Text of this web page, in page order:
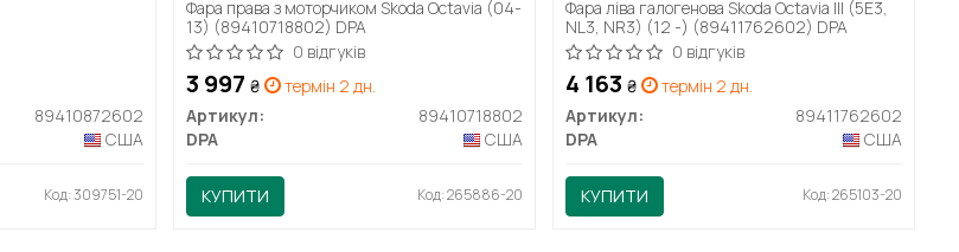
89410872602
США
Код: 309751-20
Фара права з моторчиком Skoda Octavia (04-
13) (89410718802) DPA
0 відгуків
3 997₴
термін 2 дн.
Артикул:
89410718802
DPA
США
КУПИТИ Код: 265886-20
Фара ліва галогенова Skoda Octavia III (5E3,
NL3, NR3) (12 -) (89411762602) DPA
0 відгуків
4 163₴
термін 2 дн.
Артикул:
89411762602
DPA
США
КУПИТИ Код: 265103-20